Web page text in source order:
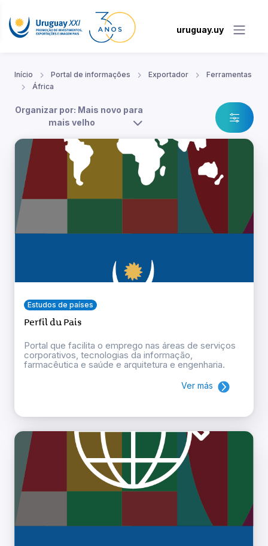
uruguay.uy
Início Portal de informações Exportador
Ferramentas
África
Organizar por: Mais novo para
mais velho
Estudos de países
Perfil du Pais
Portal que facilita o emprego nas áreas de serviços
corporativos, tecnologias da informação,
farmacêutica e saúde e arquitetura e engenharia.
Ver más